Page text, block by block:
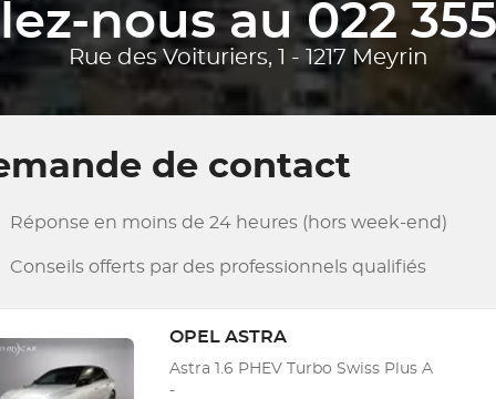
nous au 022 355
Rue des Voituriers, 1 - 1217 Meyrin
de contact
Réponse en moins de 24 heures (hors week-end)
Conseils offerts par des professionnels qualifiés
OPEL ASTRA
Astra 1.6 PHEV Turbo Swiss Plus A
-